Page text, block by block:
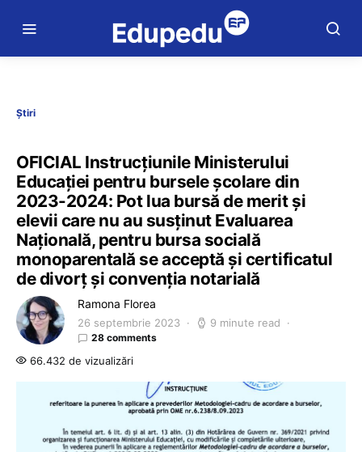
Știri
OFICIAL Instrucțiunile Ministerului
Educației pentru bursele școlare din
2023-2024: Pot lua bursă de merit și
elevii care nu au susținut Evaluarea
Națională, pentru bursa socială
monoparentală se acceptă și certificatul
de divorț și convenția notarială
Ramona Florea
26 septembrie 2023 9 minute read
28 comments
66.432 de vizualizări